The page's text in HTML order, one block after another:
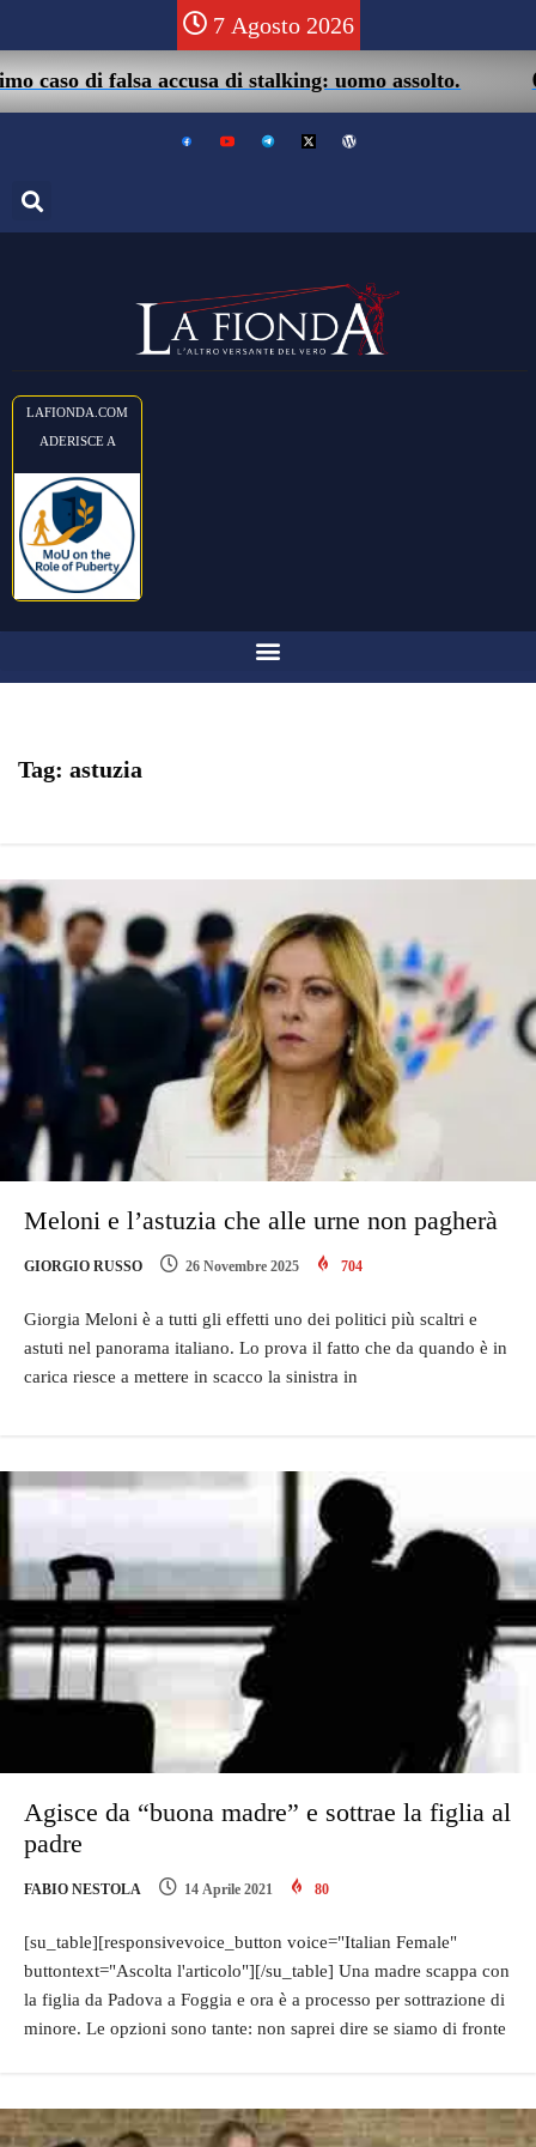
7 Agosto 2026
di falsa accusa di stalking: uomo assolto.
LAFIONDA.COM
ADERISCE A
Tag: astuzia
Meloni e l’astuzia che alle urne non pagherà
GIORGIO RUSSO 26 Novembre 2025 704
Giorgia Meloni è a tutti gli effetti uno dei politici più scaltri e
astuti nel panorama italiano. Lo prova il fatto che da quando è in
carica riesce a mettere in scacco la sinistra in
Agisce da “buona madre” e sottrae la figlia al
padre
FABIO NESTOLA 14 Aprile 2021 80
[su_table][responsivevoice_button voice="Italian Female"
buttontext="Ascolta l'articolo"][/su_table] Una madre scappa con
la figlia da Padova a Foggia e ora è a processo per sottrazione di
minore. Le opzioni sono tante: non saprei dire se siamo di fronte